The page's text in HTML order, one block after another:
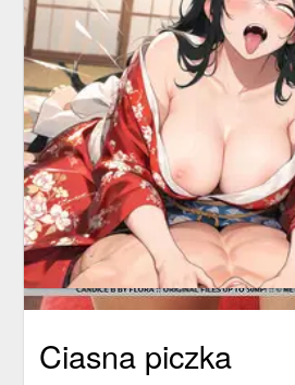
Ciasna piczka